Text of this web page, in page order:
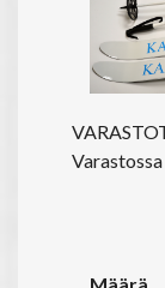
Varastossa